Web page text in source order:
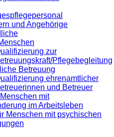
und Angehörige
zur
Pflegebegleitung
Betreuung
ehrenamtlicher
und Betreuer
mit
im Arbeitsleben
Menschen mit psychischen